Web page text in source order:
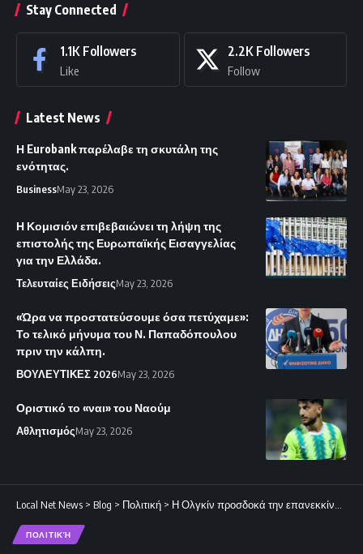
Stay Connected
1.1K Followers
Like
2.2K Followers
Follow
Latest News
Η Eurobank παρέλαβε τη σκυτάλη της
ενότητας.
BusinessMay 23, 2026
Η Κομισιόν επιβεβαιώνει τη λήψη της
επιστολής της Ευρωπαϊκής Εισαγγελίας
για την Ελλάδα.
Τελευταίες ΕιδήσειςMay 23, 2026
«Ώρα να προστατεύσουμε όσα πετύχαμε»:
Το τελικό μήνυμα του Ν. Παπαδόπουλου
πριν την κάλπη.
ΒΟΥΛΕΥΤΙΚΕΣ 2026May 23, 2026
Οριστικό το «ναι» του Ναούμ
ΑθλητισμόςMay 23, 2026
Local Net News > Blog > Πολιτική > Η Ολγκίν προσδοκά την επανεκκίνηση των διαπραγματεύσεων για το Κυπριακό.
ΠΟΛΙΤΙΚΉ